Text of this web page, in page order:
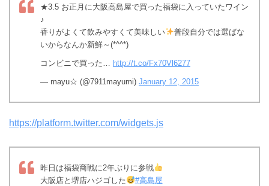
★3.5 お正月に大阪高島屋で買った福袋に入っていたワイン
♪
香りがよくて飲みやすくて美味しい
普段自分では選ばな
いからなんか新鮮～(*^^*)
コンビニで買った… http://t.co/Fx70Vl6277
— mayu☆ (@7911mayumi) January 12, 2015
https://platform.twitter.com/widgets.js
昨日は福袋商戦に2年ぶりに参戦
大阪店と堺店ハジゴした
#高島屋